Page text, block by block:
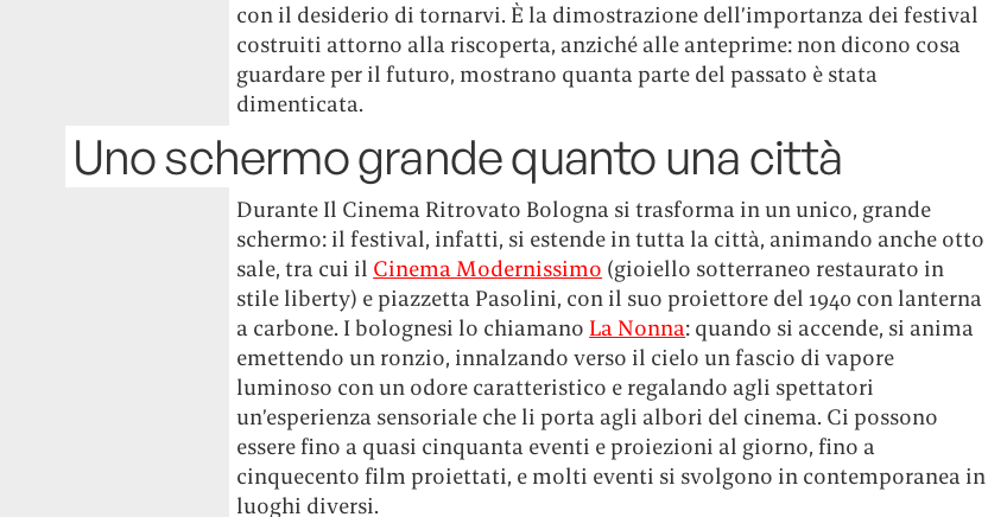
con il desiderio di tornarvi. È la dimostrazione dell’importanza dei festival
costruiti attorno alla riscoperta, anziché alle anteprime: non dicono cosa
guardare per il futuro, mostrano quanta parte del passato è stata
dimenticata.
Uno schermo grande quanto una città
Durante Il Cinema Ritrovato Bologna si trasforma in un unico, grande
schermo: il festival, infatti, si estende in tutta la città, animando anche otto
sale, tra cui il Cinema Modernissimo (gioiello sotterraneo restaurato in
stile liberty) e piazzetta Pasolini, con il suo proiettore del 1940 con lanterna
a carbone. I bolognesi lo chiamano La Nonna: quando si accende, si anima
emettendo un ronzio, innalzando verso il cielo un fascio di vapore
luminoso con un odore caratteristico e regalando agli spettatori
un’esperienza sensoriale che li porta agli albori del cinema. Ci possono
essere fino a quasi cinquanta eventi e proiezioni al giorno, fino a
cinquecento film proiettati, e molti eventi si svolgono in contemporanea in
luoghi diversi.